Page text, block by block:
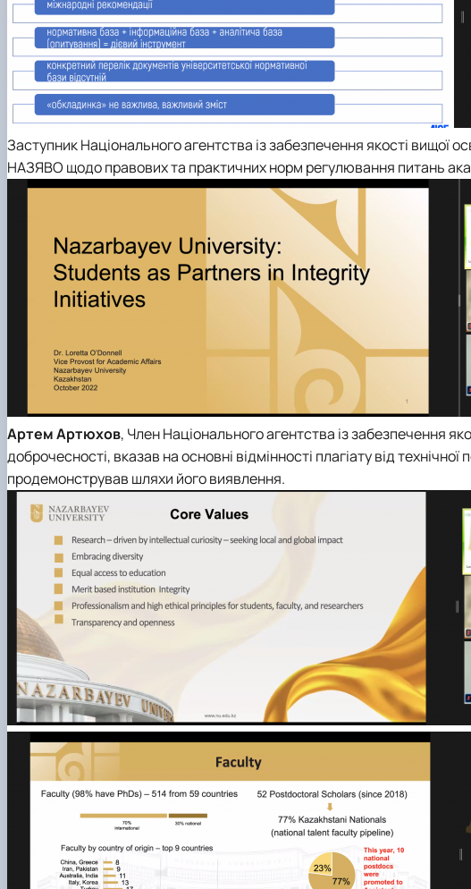
Заступник Національного агентства із забезпечення якості вищої
НАЗЯВО щодо правових та практичних норм регулювання питань
Артем Артюхов, Член Національного агентства із забезпечення
доброчесності, вказав на основні відмінності плагіату від
продемонстрував шляхи його виявлення.